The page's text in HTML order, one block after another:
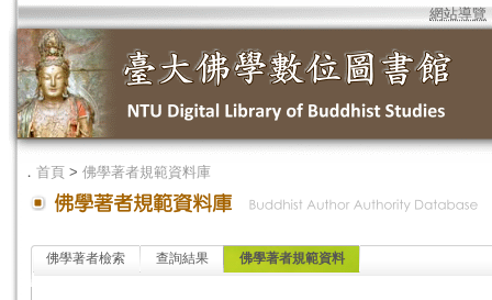
網站導覽
． 首頁 > 佛學著者規範資料庫
佛學著者檢索 查詢結果 佛學著者規範資料